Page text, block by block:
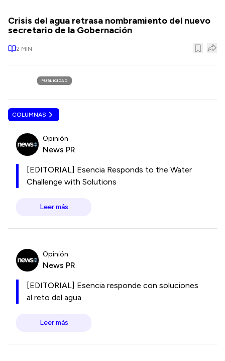
Crisis del agua retrasa nombramiento del nuevo
secretario de la Gobernación
2 MIN
PUBLICIDAD
COLUMNAS
Opinión
News PR
[EDITORIAL] Esencia Responds to the Water
Challenge with Solutions
Leer más
Opinión
News PR
[EDITORIAL] Esencia responde con soluciones
al reto del agua
Leer más